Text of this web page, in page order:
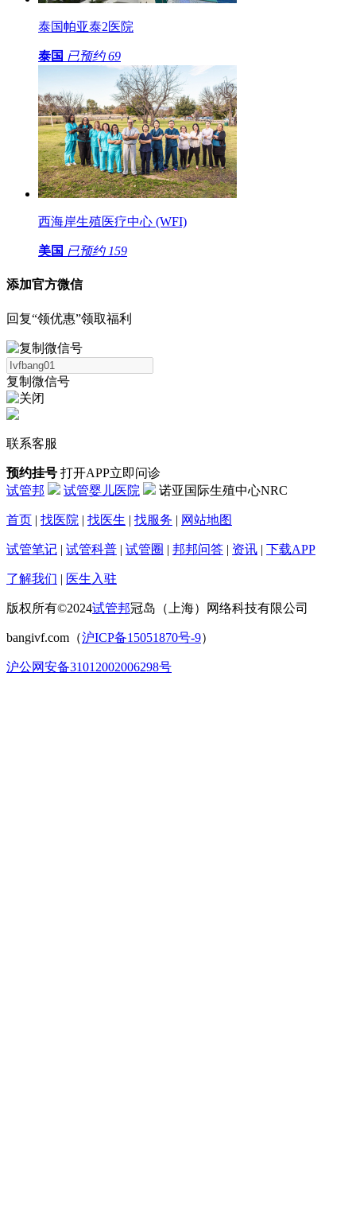
泰国帕亚泰2医院
泰国 已预约 69
西海岸生殖医疗中心 (WFI)
美国 已预约 159
添加官方微信
回复“领优惠”领取福利
复制微信号
联系客服
预约挂号 打开APP立即问诊
试管邦
试管婴儿医院 诺亚国际生殖中心NRC
首页 | 找医院 | 找医生 | 找服务 | 网站地图
试管笔记 | 试管科普 | 试管圈 | 邦邦问答 | 资讯 | 下载APP
了解我们 | 医生入驻
版权所有©2024试管邦冠岛（上海）网络科技有限公司
bangivf.com（沪ICP备15051870号-9）
沪公网安备31012002006298号